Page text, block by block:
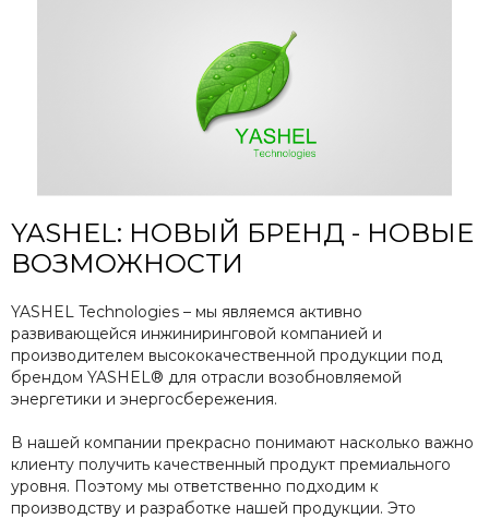
YASHEL: НОВЫЙ БРЕНД - НОВЫЕ
ВОЗМОЖНОСТИ
YASHEL Technologies – мы являемся активно
развивающейся инжиниринговой компанией и
производителем высококачественной продукции под
брендом YASHEL® для отрасли возобновляемой
энергетики и энергосбережения.
В нашей компании прекрасно понимают насколько важно
клиенту получить качественный продукт премиального
уровня. Поэтому мы ответственно подходим к
производству и разработке нашей продукции. Это